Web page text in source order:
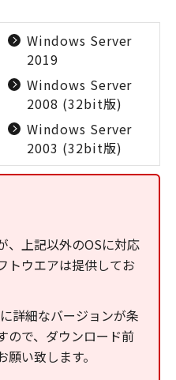
Windows Server
2019
Windows Server
2008 (32bit版)
Windows Server
2003 (32bit版)
、上記以外のOSに対応
トウエアは提供してお
詳細なバージョンが条
ので、ダウンロード前
い致します。